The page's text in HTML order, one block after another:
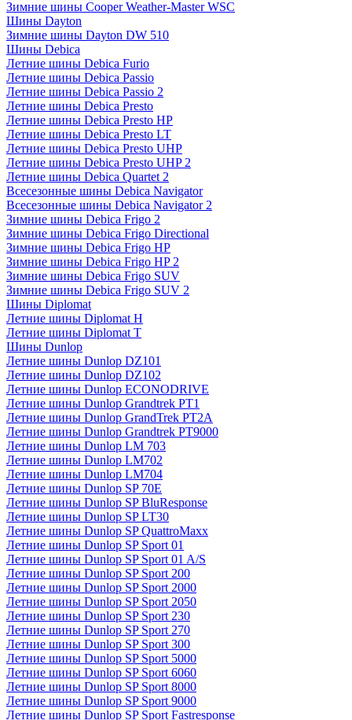
Зимние шины Cooper Weather-Master WSC
Шины Dayton
Зимние шины Dayton DW 510
Шины Debica
Летние шины Debica Furio
Летние шины Debica Passio
Летние шины Debica Passio 2
Летние шины Debica Presto
Летние шины Debica Presto HP
Летние шины Debica Presto LT
Летние шины Debica Presto UHP
Летние шины Debica Presto UHP 2
Летние шины Debica Quartet 2
Всесезонные шины Debica Navigator
Всесезонные шины Debica Navigator 2
Зимние шины Debica Frigo 2
Зимние шины Debica Frigo Directional
Зимние шины Debica Frigo HP
Зимние шины Debica Frigo HP 2
Зимние шины Debica Frigo SUV
Зимние шины Debica Frigo SUV 2
Шины Diplomat
Летние шины Diplomat H
Летние шины Diplomat T
Шины Dunlop
Летние шины Dunlop DZ101
Летние шины Dunlop DZ102
Летние шины Dunlop ECONODRIVE
Летние шины Dunlop Grandtrek PT1
Летние шины Dunlop GrandTrek PT2A
Летние шины Dunlop Grandtrek PT9000
Летние шины Dunlop LM 703
Летние шины Dunlop LM702
Летние шины Dunlop LM704
Летние шины Dunlop SP 70E
Летние шины Dunlop SP BluResponse
Летние шины Dunlop SP LT30
Летние шины Dunlop SP QuattroMaxx
Летние шины Dunlop SP Sport 01
Летние шины Dunlop SP Sport 01 A/S
Летние шины Dunlop SP Sport 200
Летние шины Dunlop SP Sport 2000
Летние шины Dunlop SP Sport 2050
Летние шины Dunlop SP Sport 230
Летние шины Dunlop SP Sport 270
Летние шины Dunlop SP Sport 300
Летние шины Dunlop SP Sport 5000
Летние шины Dunlop SP Sport 6060
Летние шины Dunlop SP Sport 8000
Летние шины Dunlop SP Sport 9000
Летние шины Dunlop SP Sport Fastresponse